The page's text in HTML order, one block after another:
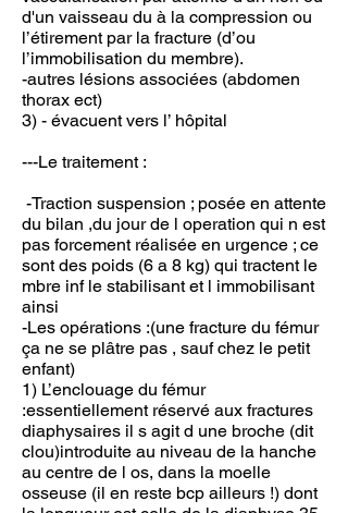
d'un vaisseau du à la compression ou
l’étirement par la fracture (d’ou
l’immobilisation du membre).
-autres lésions associées (abdomen
thorax ect)
3) - évacuent vers l’ hôpital
---Le traitement :
-Traction suspension ; posée en attente
du bilan ,du jour de l operation qui n est
pas forcement réalisée en urgence ; ce
sont des poids (6 a 8 kg) qui tractent le
mbre inf le stabilisant et l immobilisant
ainsi
-Les opérations :(une fracture du fémur
ça ne se plâtre pas , sauf chez le petit
enfant)
1) L’enclouage du fémur
:essentiellement réservé aux fractures
diaphysaires il s agit d une broche (dit
clou)introduite au niveau de la hanche
au centre de l os, dans la moelle
osseuse (il en reste bcp ailleurs !) dont